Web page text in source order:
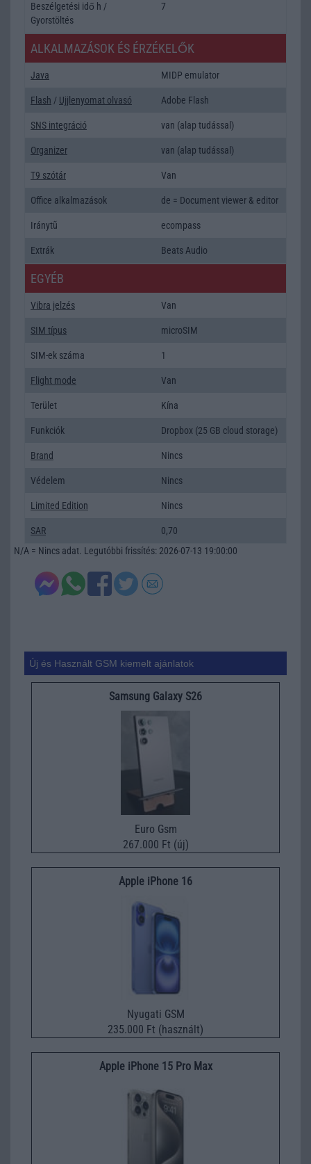
Beszélgetési idő h /
Gyorstöltés
7
ALKALMAZÁSOK ÉS ÉRZÉKELŐK
Java MIDP emulator
Flash / Ujjlenyomat olvasó Adobe Flash
SNS integráció van (alap tudással)
Organizer van (alap tudással)
T9 szótár Van
Office alkalmazások de = Document viewer & editor
Iránytũ ecompass
Extrák Beats Audio
EGYÉB
Vibra jelzés Van
SIM típus microSIM
SIM-ek száma 1
Flight mode Van
Terület Kína
Funkciók Dropbox (25 GB cloud storage)
Brand Nincs
Védelem Nincs
Limited Edition Nincs
SAR
0,70
N/A = Nincs adat. Legutóbbi frissítés: 2026-07-13 19:00:00
Új és Használt GSM kiemelt ajánlatok
Samsung Galaxy S26
Euro Gsm
267.000 Ft (új)
Apple iPhone 16
Nyugati GSM
235.000 Ft (használt)
Apple iPhone 15 Pro Max